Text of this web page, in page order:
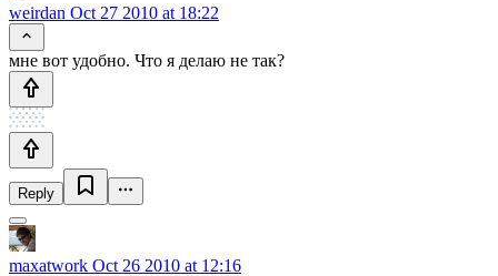
weirdan Oct 27 2010 at 18:22
мне вот удобно. Что я делаю не так?
Reply
maxatwork Oct 26 2010 at 12:16